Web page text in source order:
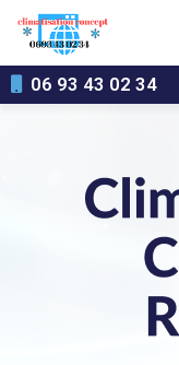
contenu
principal
06 93 43 02 34